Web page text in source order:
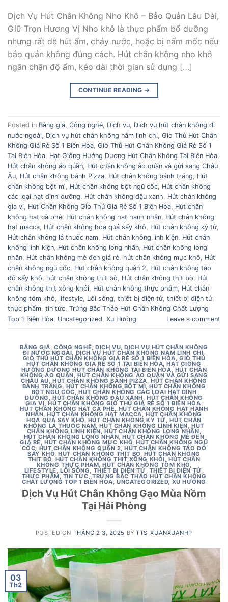
Dịch Vụ Hút Chân Không Nho Khô – Bảo Quản Lâu Dài,
Giữ Trọn Hương Vị Nho khô là thực phẩm bổ dưỡng
nhưng rất dễ hút ẩm, chảy nước, hoặc bị nấm mốc nếu
bảo quản không đúng cách. Hút chân không nho khô
ngăn chặn độ ẩm, kéo dài thời gian sử dụng […]
CONTINUE READING →
Posted in Bảng giá Công nghệ Dịch vụ Dịch vụ hút chân không đi
nước ngoài Dịch vụ hút chân không nấm linh chi Giò Thủ Hút Chân
Không Giá Rẻ Số 1 Biên Hòa Giò Thủ Hút Chân Không Giá Rẻ Số 1
Tại Biên Hòa Hạt Giống Hướng Dương Hút Chân Không Tại Biên Hòa
Hút chân không áo quần Hút chân không áo quần và gửi sang Châu
Âu Hút chân không bánh Pizza Hút chân không bánh tráng
Hút
chân không bột mì
Hút chân không bột ngũ cốc Hút chân không
các loại hạt dinh dưỡng
Hút chân không đậu xanh
Hút chân không
gia vị Hút Chân Không Giò Thủ Giá Rẻ Số 1 Biên Hòa Hút chân
không hạt cà phê Hút chân không hạt hạnh nhân Hút chân không
hạt macca Hút chân không hoa quả sấy khô Hút chân không kỷ tử
Hút chân không lá thuốc nam Hút chân không linh kiện Hút chân
không linh kiện Hút chân không long nhãn Hút chân không long
nhãn Hút chân không mè đen giá rẻ hút chân không mực khô
Hút
chân không ngũ cốc Hut chân không quận 2
Hút chân không táo
đỏ sấy khô
hút chân không thịt bò Hút chân không thịt bò
Hút
chân không thịt xông khói Hút chân không thực phẩm Hút chân
không tôm khô
lifestyle Lối sống thiết bị điện tử thiết bị điện tử
thực phẩm tin tức Trứng Bắc Thảo Hút Chân Không Chất Lượng
Top 1 Biên Hòa Uncategorized Xu Hướng Leave a comment
BẢNG GIÁ ,CÔNG NGHỆ ,DỊCH VỤ ,DỊCH VỤ HÚT CHÂN KHÔNG
ĐI NƯỚC NGOÀI DỊCH VỤ HÚT CHÂN KHÔNG NẤM LINH CHI
GIÒ THỦ HÚT CHÂN KHÔNG GIÁ RẺ SỐ 1 BIÊN HÒA ,GIÒ THỦ
HÚT CHÂN KHÔNG GIÁ RẺ SỐ 1 TẠI BIÊN HÒA ,HẠT GIỐNG
HƯỚNG DƯƠNG HÚT CHÂN KHÔNG TẠI BIÊN HÒA , HÚT CHÂN
KHÔNG ÁO QUẦN ,HÚT CHÂN KHÔNG ÁO QUẦN VÀ GỬI SANG
CHÂU ÂU ,HÚT CHÂN KHÔNG BÁNH PIZZA ,HÚT CHÂN KHÔNG
BÁNH TRÁNG HÚT CHÂN KHÔNG BỘT MÌ ,HÚT CHÂN KHÔNG
BỘT NGŨ CỐC ,HÚT CHÂN KHÔNG CÁC LOẠI HẠT DINH
DƯỠNG ,HÚT CHÂN KHÔNG ĐẬU XANH ,HÚT CHÂN KHÔNG
GIA VỊ ,HÚT CHÂN KHÔNG GIÒ THỦ GIÁ RẺ SỐ 1 BIÊN HÒA
HÚT CHÂN KHÔNG HẠT CÀ PHÊ HÚT CHÂN KHÔNG HẠT HẠNH
NHÂN ,HÚT CHÂN KHÔNG HẠT MACCA ,HÚT CHÂN KHÔNG
HOA QUẢ SẤY KHÔ HÚT CHÂN KHÔNG KỶ TỬ ,HÚT CHÂN
KHÔNG LÁ THUỐC NAM ,HÚT CHÂN KHÔNG LINH KIỆN ,HÚT
CHÂN KHÔNG LINH KIỆN ,HÚT CHÂN KHÔNG LONG NHÃN
HÚT CHÂN KHÔNG LONG NHÃN ,HÚT CHÂN KHÔNG MÈ ĐEN
GIÁ RẺ HÚT CHÂN KHÔNG MỰC KHÔ ,HÚT CHÂN KHÔNG NGŨ
CỐC HUT CHÂN KHÔNG QUẬN 2 ,HÚT CHÂN KHÔNG TÁO ĐỎ
SẤY KHÔ ,HÚT CHÂN KHÔNG THỊT BÒ HÚT CHÂN KHÔNG
THỊT BÒ ,HÚT CHÂN KHÔNG THỊT XÔNG KHÓI HÚT CHÂN
KHÔNG THỰC PHẨM ,HÚT CHÂN KHÔNG TÔM KHÔ
LIFESTYLE LỐI SỐNG THIẾT BỊ ĐIỆN TỬ THIẾT BỊ ĐIỆN TỬ
THỰC PHẨM TIN TỨC , TRỨNG BẮC THẢO HÚT CHÂN KHÔNG
CHẤT LƯỢNG TOP 1 BIÊN HÒA ,UNCATEGORIZED, XU HƯỚNG
Dịch Vụ Hút Chân Không Gạo Mùa Nồm
Tại Hải Phòng
POSTED ON THÁNG 2 3, 2025 BYTTS_XUANXUANHP
03
Th2